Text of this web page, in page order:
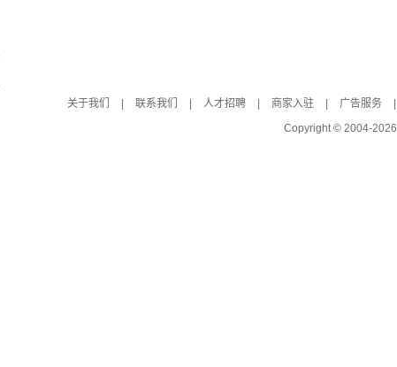
关于我们
联系我们 人才招聘 商家入驻 广告服务
Copyright © 2004-2026